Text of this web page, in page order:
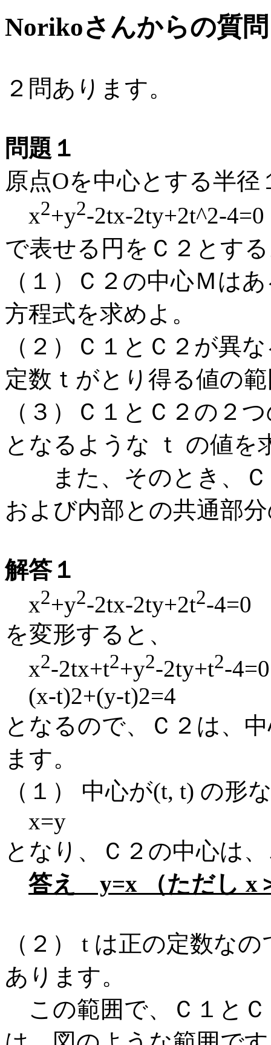
Norikoさんからの質問
２問あります。
問題１
原点Oを中心とする半
x2+y2-2tx-2ty+2t^2-
で表せる円をＣ２とす
（１）Ｃ２の中心Ｍは
方程式を求めよ。
（２）Ｃ１とＣ２が異
定数ｔがとり得る値の
（３）Ｃ１とＣ２の２
となるような ｔ の値を
また、そのとき、Ｃ
および内部との共通部
解答１
x2+y2-2tx-2ty+2t2-4=0
を変形すると、
x2-2tx+t2+y2-2ty+t2-4=0
(x-t)2+(y-t)2=4
となるので、Ｃ２は、
ます。
（１） 中心が(t, t) の形
x=y
となり、Ｃ２の中心は
答え y=x （ただし x
（２） t は正の定数な
あります。
この範囲で、Ｃ１と